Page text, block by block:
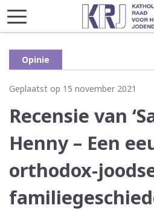
Opinie
Geplaatst op 15 november 2021
Recensie van
Henny – Een
orthodox-